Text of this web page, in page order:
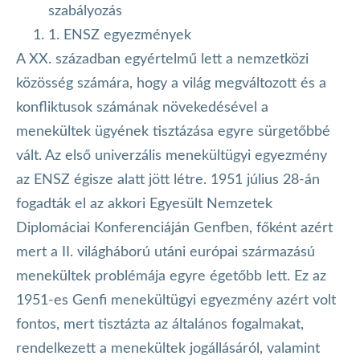
szabályozás
1. ENSZ egyezmények
A XX. században egyértelmű lett a nemzetközi
közösség számára, hogy a világ megváltozott és a
konfliktusok számának növekedésével a
menekültek ügyének tisztázása egyre sürgetőbbé
vált. Az első univerzális menekültügyi egyezmény
az ENSZ égisze alatt jött létre. 1951 július 28-án
fogadták el az akkori Egyesült Nemzetek
Diplomáciai Konferenciáján Genfben, főként azért
mert a II. világháború utáni európai származású
menekültek problémája egyre égetőbb lett. Ez az
1951-es Genfi menekültügyi egyezmény azért volt
fontos, mert tisztázta az általános fogalmakat,
rendelkezett a menekültek jogállásáról, valamint